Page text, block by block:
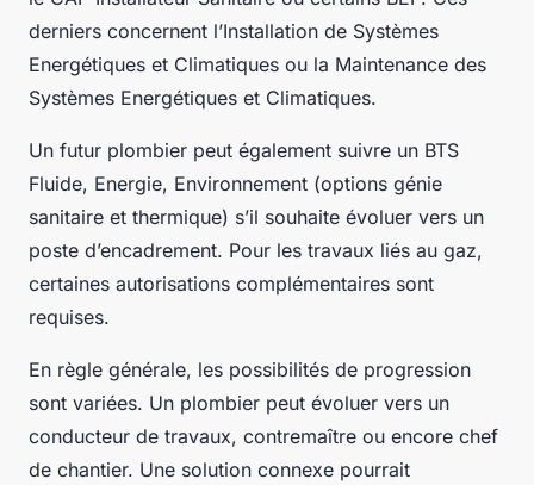
derniers concernent l’Installation de Systèmes
Energétiques et Climatiques ou la Maintenance des
Systèmes Energétiques et Climatiques.
Un futur plombier peut également suivre un BTS
Fluide, Energie, Environnement (options génie
sanitaire et thermique) s’il souhaite évoluer vers un
poste d’encadrement. Pour les travaux liés au gaz,
certaines autorisations complémentaires sont
requises.
En règle générale, les possibilités de progression
sont variées. Un plombier peut évoluer vers un
conducteur de travaux, contremaître ou encore chef
de chantier. Une solution connexe pourrait